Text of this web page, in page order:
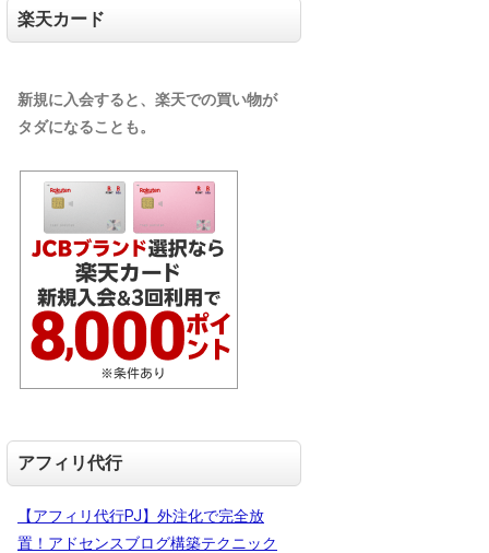
楽天カード
新規に入会すると、楽天での買い物が
タダになることも。
アフィリ代行
【アフィリ代行PJ】外注化で完全放
置！アドセンスブログ構築テクニック